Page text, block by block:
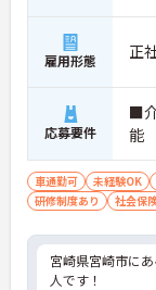
雇用形態 正
応募要件
■
能
車通勤可 未経験OK
研修制度あり
社会保
宮崎県宮崎市に
人です！